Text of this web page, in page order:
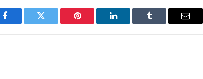
Facebook Twitter Pinterest LinkedIn Tumblr Email